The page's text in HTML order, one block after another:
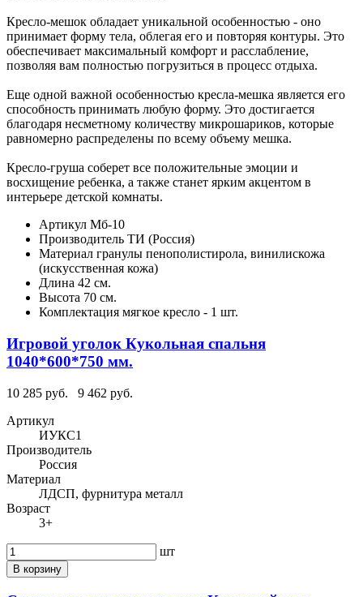
Кресло-мешок обладает уникальной особенностью - оно
принимает форму тела, облегая его и повторяя контуры. Это
обеспечивает максимальный комфорт и расслабление,
позволяя вам полностью погрузиться в процесс отдыха.
Еще одной важной особенностью кресла-мешка является его
способность принимать любую форму. Это достигается
благодаря несметному количеству микрошариков, которые
равномерно распределены по всему объему мешка.
Кресло-груша соберет все положительные эмоции и
восхищение ребенка, а также станет ярким акцентом в
интерьере детской комнаты.
Артикул Мб-10
Производитель ТИ (Россия)
Материал гранулы пенополистирола, винилискожа
(искусственная кожа)
Длина 42 см.
Высота 70 см.
Комплектация мягкое кресло - 1 шт.
Игровой уголок Кукольная спальня
1040*600*750 мм.
10 285 руб.
9 462 руб.
Артикул
ИУКС1
Производитель
Россия
Материал
ЛДСП, фурнитура металл
Возраст
3+
шт
В корзину